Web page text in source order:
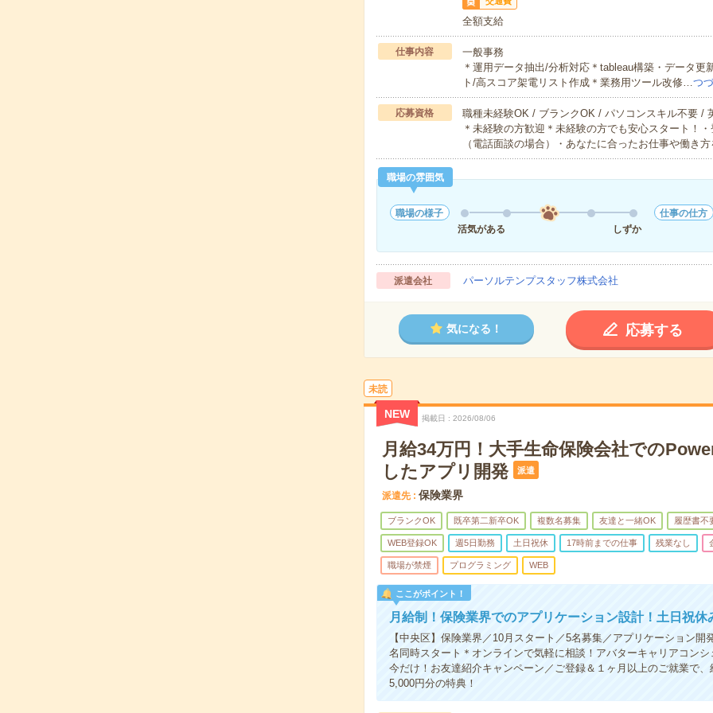
全額支給
仕事内容
一般事務
＊運用データ抽出/分析対応＊tableau構築・データ
ト/高スコア架電リスト作成＊業務用ツール改修…つ
応募資格
職種未経験OK / ブランクOK / パソコンスキル不要 /
＊未経験の方歓迎＊未経験の方でも安心スタート！
（電話面談の場合）・あなたに合ったお仕事や働き
職場の雰囲気
職場の様子
活気がある
しずか
仕事の仕方
派遣会社 パーソルテンプスタッフ株式会社
気になる！ 応募する
未読
NEW 掲載日 2026/08/06
月給34万円！大手生命保険会社での
したアプリ開発
派遣
派遣先 保険業界
ブランクOK 既卒第二新卒OK 複数名募集 友達と一緒OK 履歴書不
WEB登録OK 週5日勤務 土日祝休 17時前までの仕事 残業なし
職場が禁煙 プログラミング WEB
ここがポイント！
月給制！保険業界でのアプリケーション設計！土日祝
【中央区】保険業界／10月スタート／5名募集／アプリケーション
名同時スタート＊オンラインで気軽に相談！アバターキャリアコン
今だけ！お友達紹介キャンペーン／ご登録＆１ヶ月以上のご就業で
5,000円分の特典！